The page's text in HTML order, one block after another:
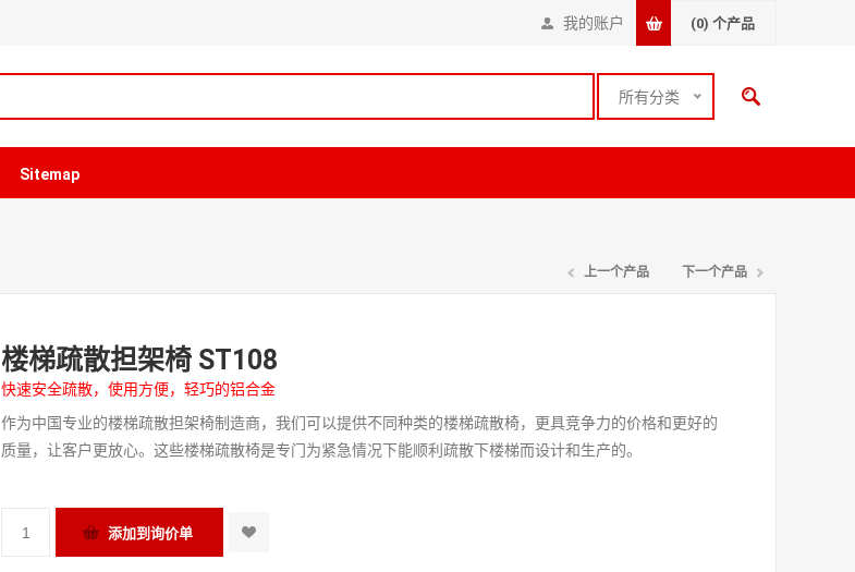
我的账户 (0) 个产品
所有分类
Sitemap
上一个产品 下一个产品
楼梯疏散担架椅 ST108
快速安全疏散，使用方便，轻巧的铝合金
作为中国专业的楼梯疏散担架椅制造商，我们可以提供不同种类的楼梯疏散椅，更具竞争力的价格和更好的
质量，让客户更放心。这些楼梯疏散椅是专门为紧急情况下能顺利疏散下楼梯而设计和生产的。